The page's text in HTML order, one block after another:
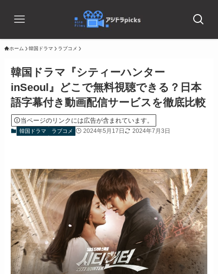
ホーム 韓国ドラマ ラブコメ
韓国ドラマ『シティーハンター
inSeoul』どこで無料視聴できる？日本
語字幕付き動画配信サービスを徹底比較
当ページのリンクには広告が含まれています。
韓国ドラマ ラブコメ 2024年5月17日 2024年7月3日